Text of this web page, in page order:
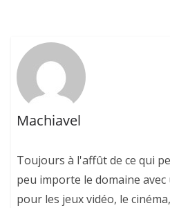
Machiavel
Toujours à l'affût de ce qui
peu importe le domaine
pour les jeux vidéo, le